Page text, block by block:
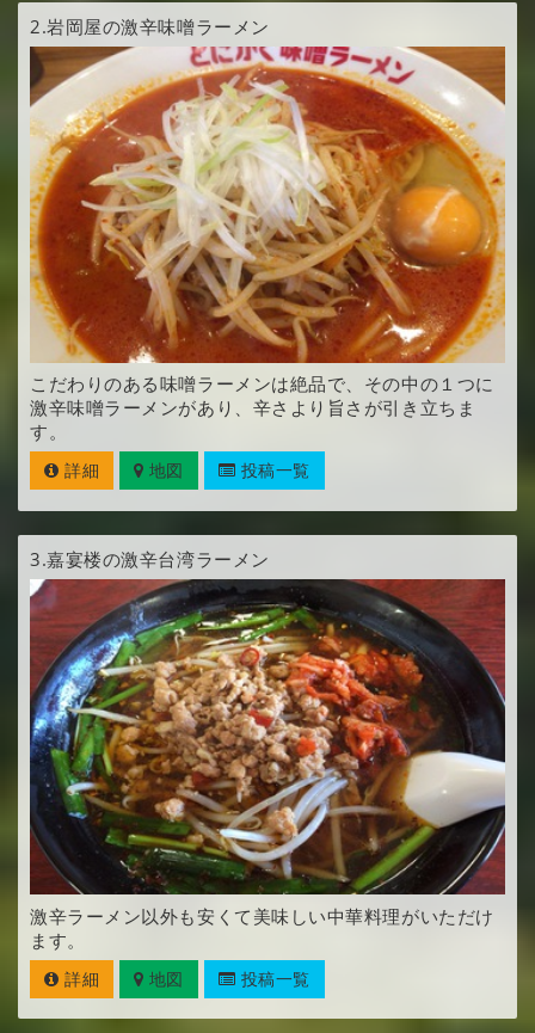
2.岩岡屋の激辛味噌ラーメン
こだわりのある味噌ラーメンは絶品で、その中の１つに
激辛味噌ラーメンがあり、辛さより旨さが引き立ちま
す。
詳細 地図 投稿一覧
3.嘉宴楼の激辛台湾ラーメン
激辛ラーメン以外も安くて美味しい中華料理がいただけ
ます。
詳細 地図 投稿一覧